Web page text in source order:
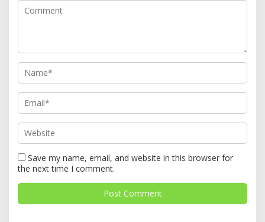
Save my name, email, and website in this browser for
the next time I comment.